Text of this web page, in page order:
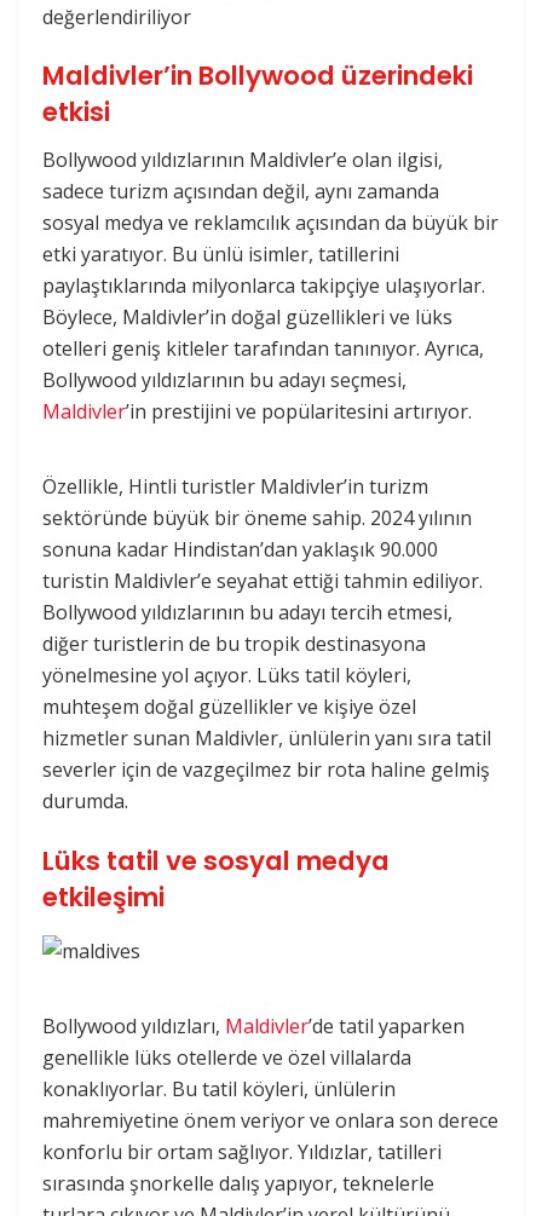
değerlendiriliyor​
Maldivler’in Bollywood üzerindeki
etkisi
Bollywood yıldızlarının Maldivler’e olan ilgisi,
sadece turizm açısından değil, aynı zamanda
sosyal medya ve reklamcılık açısından da büyük bir
etki yaratıyor. Bu ünlü isimler, tatillerini
paylaştıklarında milyonlarca takipçiye ulaşıyorlar.
Böylece, Maldivler’in doğal güzellikleri ve lüks
otelleri geniş kitleler tarafından tanınıyor. Ayrıca,
Bollywood yıldızlarının bu adayı seçmesi,
Maldivler’in prestijini ve popülaritesini artırıyor.
Özellikle, Hintli turistler Maldivler’in turizm
sektöründe büyük bir öneme sahip. 2024 yılının
sonuna kadar Hindistan’dan yaklaşık 90.000
turistin Maldivler’e seyahat ettiği tahmin ediliyor.
Bollywood yıldızlarının bu adayı tercih etmesi,
diğer turistlerin de bu tropik destinasyona
yönelmesine yol açıyor. Lüks tatil köyleri,
muhteşem doğal güzellikler ve kişiye özel
hizmetler sunan Maldivler, ünlülerin yanı sıra tatil
severler için de vazgeçilmez bir rota haline gelmiş
durumda​.
Lüks tatil ve sosyal medya
etkileşimi
Bollywood yıldızları, Maldivler’de tatil yaparken
genellikle lüks otellerde ve özel villalarda
konaklıyorlar. Bu tatil köyleri, ünlülerin
mahremiyetine önem veriyor ve onlara son derece
konforlu bir ortam sağlıyor. Yıldızlar, tatilleri
sırasında şnorkelle dalış yapıyor, teknelerle